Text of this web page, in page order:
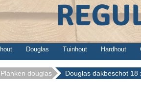
Douglas Tuinhout Hardhout
Planken douglas Douglas dakbeschot 18